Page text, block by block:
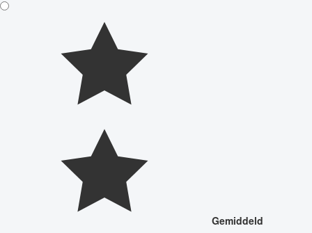
Gemiddeld